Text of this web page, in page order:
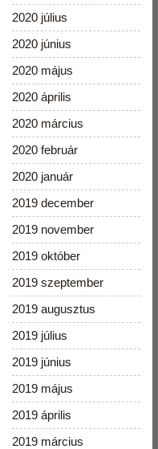
2020 július
2020 június
2020 május
2020 április
2020 március
2020 február
2020 január
2019 december
2019 november
2019 október
2019 szeptember
2019 augusztus
2019 július
2019 június
2019 május
2019 április
2019 március